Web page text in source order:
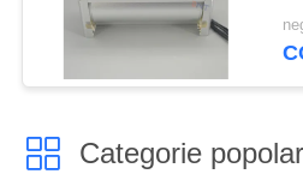
Categorie